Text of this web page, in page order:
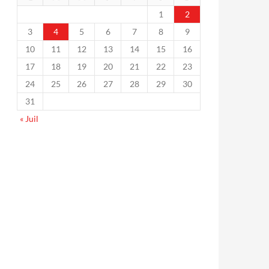
1
2
3
4 5 6 7 8
9
10
11 12 13 14 15
16
17
18 19 20 21 22
23
24
25 26 27 28 29
30
31
« Juil